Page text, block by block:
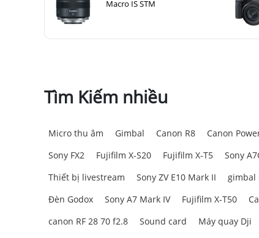
Macro IS STM
Tìm Kiếm nhiều
Micro thu âm Gimbal Canon R8 Canon
Sony FX2
Fujifilm X-S20 Fujifilm X-T5 Sony
Thiết bị livestream
Sony ZV E10 Mark II gimbal
Đèn Godox
Sony A7 Mark IV Fujifilm X-T50
canon RF 28 70 f2.8
Sound card Máy quay Dji